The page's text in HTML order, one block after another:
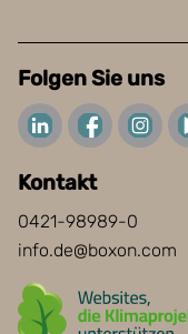
Folgen Sie uns
Kontakt
0421-98989-0
info.de@boxon.com